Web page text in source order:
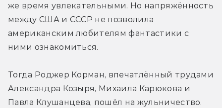
же время увлекательными. Но напряжённость
между США и СССР не позволила
американским любителям фантастики с
ними ознакомиться.
Тогда Роджер Корман, впечатлённый трудами
Александра Козыря, Михаила Карюкова и
Павла Клушанцева, пошёл на жульничество.